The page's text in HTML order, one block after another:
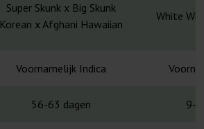
Super Skunk x Big Skunk
Korean x Afghani Hawaiian
White
Voornamelijk Indica
56-63 dagen 9-